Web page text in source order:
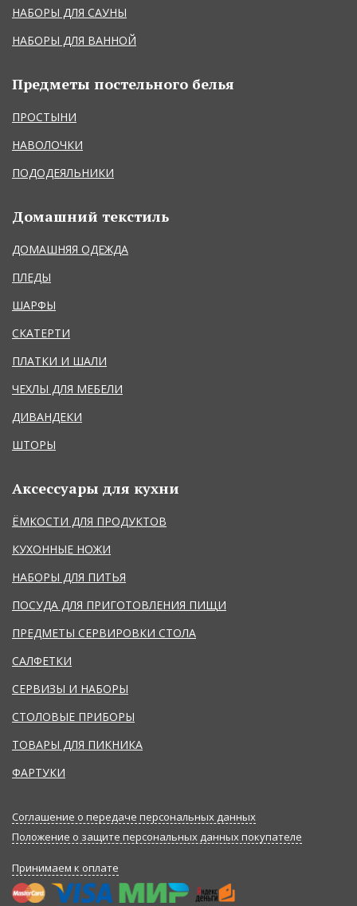
НАБОРЫ ДЛЯ САУНЫ
НАБОРЫ ДЛЯ ВАННОЙ
Предметы постельного белья
ПРОСТЫНИ
НАВОЛОЧКИ
ПОДОДЕЯЛЬНИКИ
Домашний текстиль
ДОМАШНЯЯ ОДЕЖДА
ПЛЕДЫ
ШАРФЫ
СКАТЕРТИ
ПЛАТКИ И ШАЛИ
ЧЕХЛЫ ДЛЯ МЕБЕЛИ
ДИВАНДЕКИ
ШТОРЫ
Аксессуары для кухни
ЁМКОСТИ ДЛЯ ПРОДУКТОВ
КУХОННЫЕ НОЖИ
НАБОРЫ ДЛЯ ПИТЬЯ
ПОСУДА ДЛЯ ПРИГОТОВЛЕНИЯ ПИЩИ
ПРЕДМЕТЫ СЕРВИРОВКИ СТОЛА
САЛФЕТКИ
СЕРВИЗЫ И НАБОРЫ
СТОЛОВЫЕ ПРИБОРЫ
ТОВАРЫ ДЛЯ ПИКНИКА
ФАРТУКИ
Соглашение о передаче персональных данных
Положение о защите персональных данных покупателе
Принимаем к оплате